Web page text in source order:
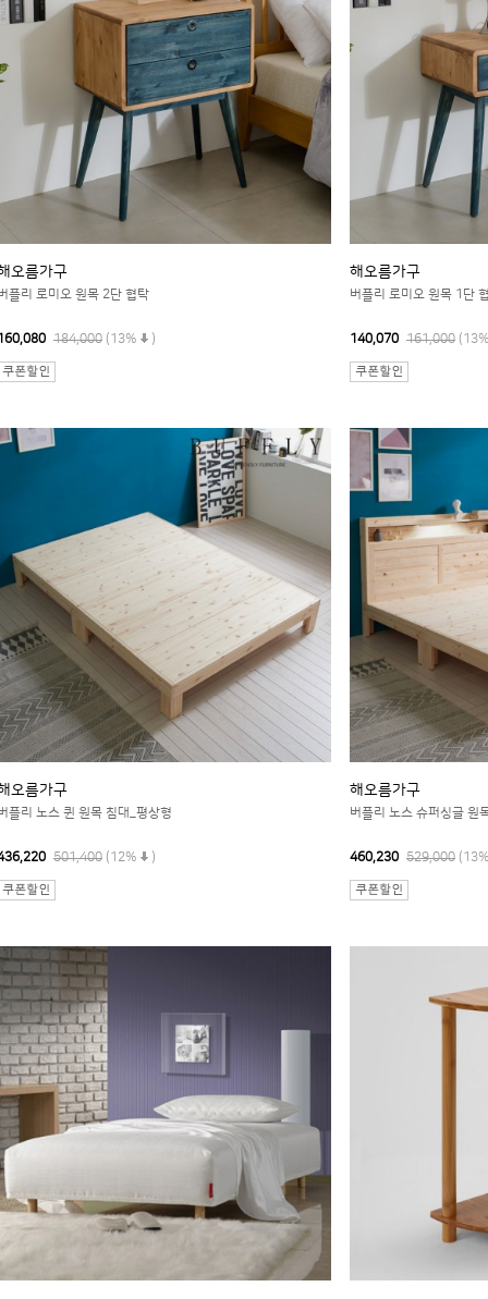
오름가구
플리 로미오 원목 2단 협탁
184,000 (13% )
해오름가구
버플리 로미오 원목 1단
140,070 161,000
오름가구
플리 노스 퀸 원목 침대_평상형
501,400 (12% )
해오름가구
버플리 노스 슈퍼싱글 원
460,230 529,000